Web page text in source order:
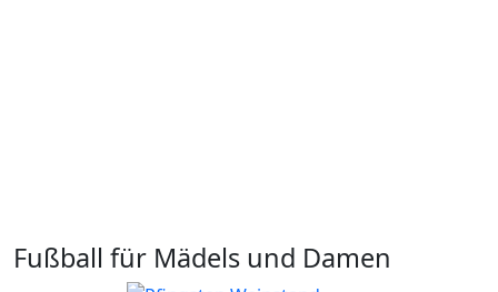
Fußball für Mädels und Damen